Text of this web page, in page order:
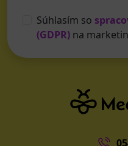
Súhlasím so
(GDPR) na